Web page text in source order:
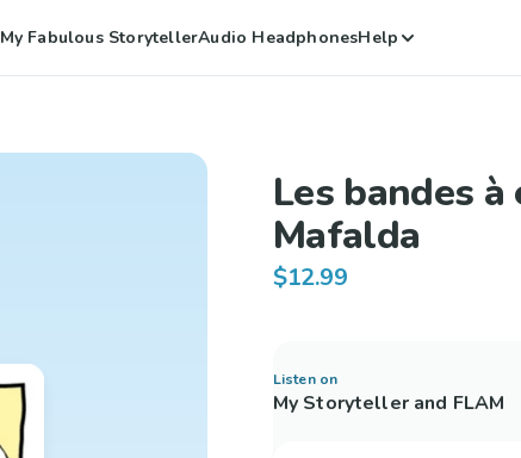
My Fabulous StorytellerAudio HeadphonesHelp
Les bandes
Mafalda
$12.99
Listen on
My Storyteller and FLAM